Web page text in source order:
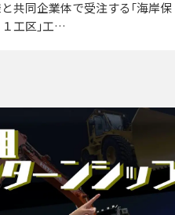
共同企業体で受注する｢海岸保
工区｣工…